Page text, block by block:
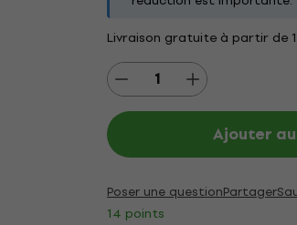
Livraison gratuite à partir de
Ajouter
Poser une questionPartager
14 points